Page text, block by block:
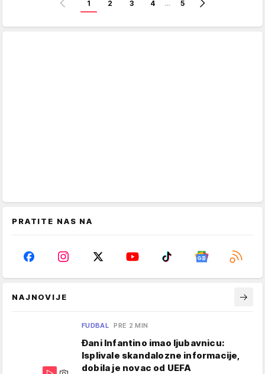
1 2 3 4 … 5
PRATITE NAS NA
NAJNOVIJE
FUDBAL PRE 2 MIN
Đani Infantino imao ljubavnicu:
Isplivale skandalozne informacije,
dobila je novac od UEFA